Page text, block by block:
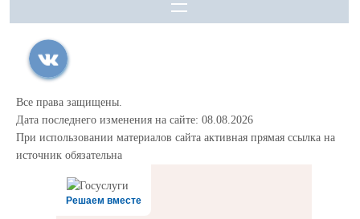
Все права защищены.
Дата последнего изменения на сайте: 08.08.2026
При использовании материалов сайта активная прямая ссылка на
источник обязательна
Решаем вместе